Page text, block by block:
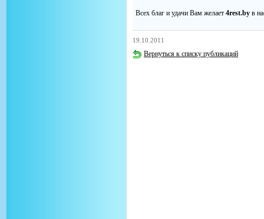
Всех благ и удачи Вам желает 4rest.by в
19.10.2011
Вернуться к списку публикаций